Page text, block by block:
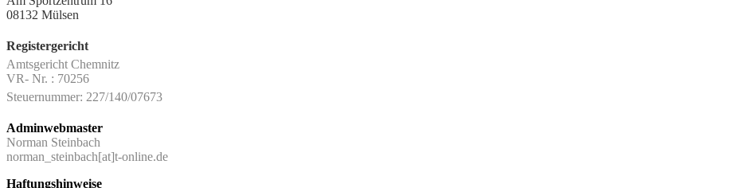
08132 Mülsen
Registergericht
Amtsgericht Chemnitz
VR- Nr. : 70256
Steuernummer: 227/140/07673
Adminwebmaster
Norman Steinbach
norman_steinbach[at]t-online.de
Haftungshinweise